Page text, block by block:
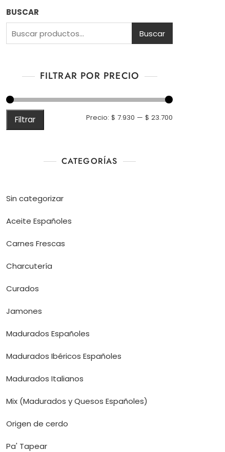
BUSCAR
Buscar
FILTRAR POR PRECIO
Filtrar Precio: $ 7.930 — $ 23.700
CATEGORÍAS
Sin categorizar
Aceite Españoles
Carnes Frescas
Charcutería
Curados
Jamones
Madurados Españoles
Madurados Ibéricos Españoles
Madurados Italianos
Mix (Madurados y Quesos Españoles)
Origen de cerdo
Pa' Tapear